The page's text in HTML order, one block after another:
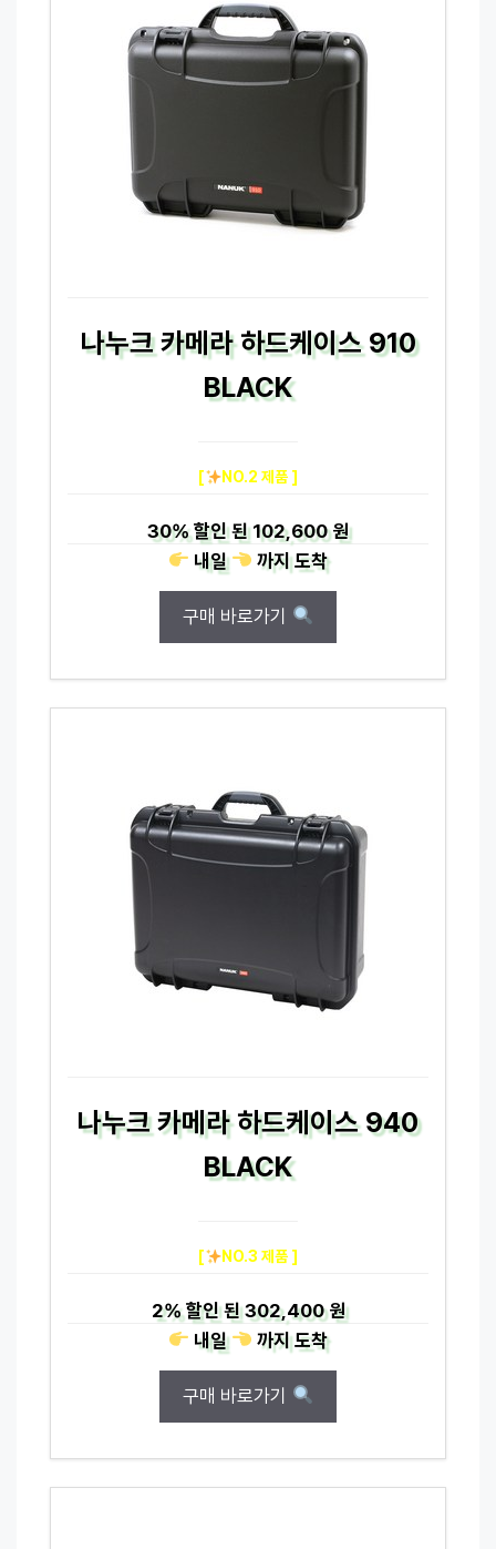
나누크 카메라 하드케이스 910
BLACK
[ NO.2 제품 ]
30%할인 된102,600 원
내일
까지도착
구매 바로가기
나누크 카메라 하드케이스 940
BLACK
[ NO.3 제품 ]
2%할인 된302,400 원
내일
까지도착
구매 바로가기